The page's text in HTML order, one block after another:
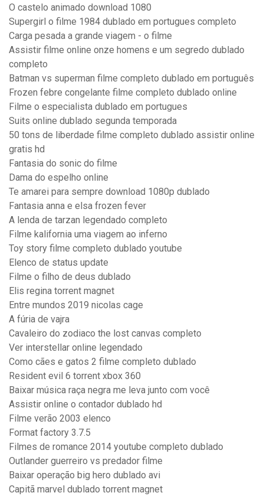
O castelo animado download 1080
Supergirl o filme 1984 dublado em portugues completo
Carga pesada a grande viagem - o filme
Assistir filme online onze homens e um segredo dublado
completo
Batman vs superman filme completo dublado em português
Frozen febre congelante filme completo dublado online
Filme o especialista dublado em portugues
Suits online dublado segunda temporada
50 tons de liberdade filme completo dublado assistir online
gratis hd
Fantasia do sonic do filme
Dama do espelho online
Te amarei para sempre download 1080p dublado
Fantasia anna e elsa frozen fever
A lenda de tarzan legendado completo
Filme kalifornia uma viagem ao inferno
Toy story filme completo dublado youtube
Elenco de status update
Filme o filho de deus dublado
Elis regina torrent magnet
Entre mundos 2019 nicolas cage
A fúria de vajra
Cavaleiro do zodiaco the lost canvas completo
Ver interstellar online legendado
Como cães e gatos 2 filme completo dublado
Resident evil 6 torrent xbox 360
Baixar música raça negra me leva junto com você
Assistir online o contador dublado hd
Filme verão 2003 elenco
Format factory 3.7.5
Filmes de romance 2014 youtube completo dublado
Outlander guerreiro vs predador filme
Baixar operação big hero dublado avi
Capitã marvel dublado torrent magnet